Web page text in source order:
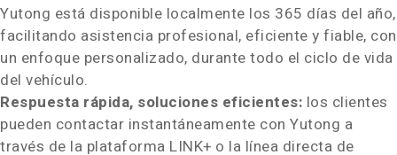
Yutong está disponible localmente los 365 días del año,
facilitando asistencia profesional, eficiente y fiable, con
un enfoque personalizado, durante todo el ciclo de vida
del vehículo.
Respuesta rápida, soluciones eficientes: los clientes
pueden contactar instantáneamente con Yutong a
través de la plataforma LINK+ o la línea directa de